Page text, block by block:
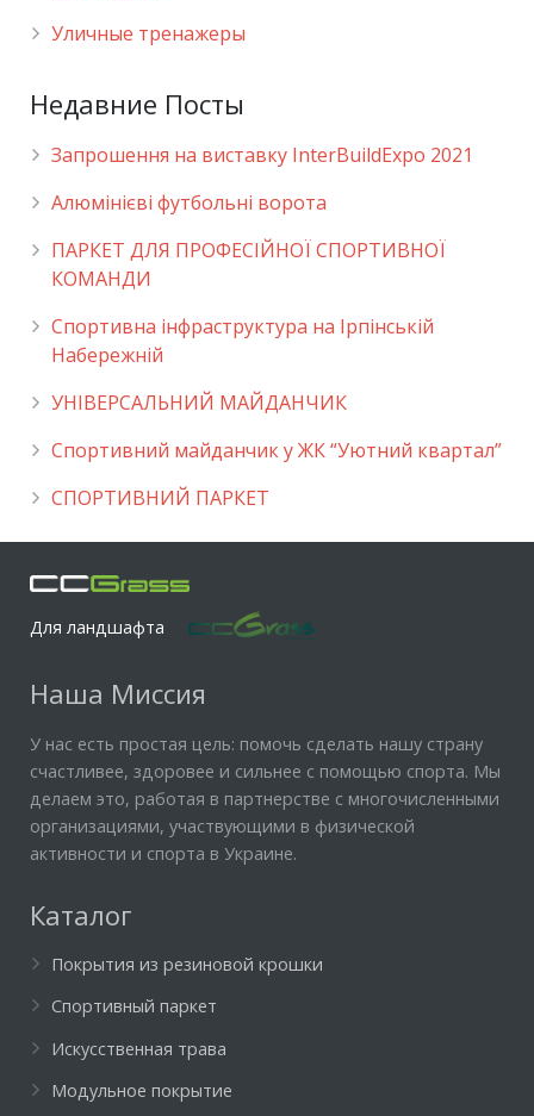
Уличные тренажеры
Недавние Посты
Запрошення на виставку InterBuildExpo 2021
Алюмінієві футбольні ворота
ПАРКЕТ ДЛЯ ПРОФЕСІЙНОЇ СПОРТИВНОЇ
КОМАНДИ
Спортивна інфраструктура на Ірпінській
Набережній
УНІВЕРСАЛЬНИЙ МАЙДАНЧИК
Cпортивний майданчик у ЖК “Уютний квартал”
СПОРТИВНИЙ ПАРКЕТ
Для ландшафта
Наша Миссия
У нас есть простая цель: помочь сделать нашу страну
счастливее, здоровее и сильнее с помощью спорта. Мы
делаем это, работая в партнерстве с многочисленными
организациями, участвующими в физической
активности и спорта в Украине.
Каталог
Покрытия из резиновой крошки
Спортивный паркет
Искусственная трава
Модульное покрытие